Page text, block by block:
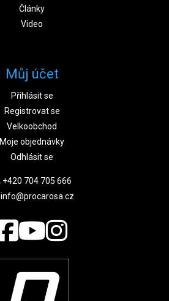
Články
Video
Můj účet
Přihlásit se
Registrovat se
Velkoobchod
Moje objednávky
Odhlásit se
+420 704 705 666
info@procarosa.cz